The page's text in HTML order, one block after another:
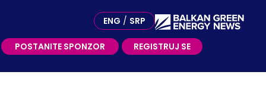
ENG / SRP
POSTANITE SPONZOR REGISTRUJ SE